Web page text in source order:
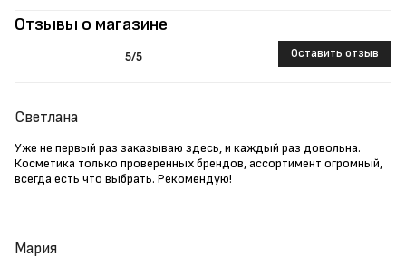
Отзывы о магазине
5/5 Оставить отзыв
Светлана
Уже не первый раз заказываю здесь, и каждый раз довольна.
Косметика только проверенных брендов, ассортимент огромный,
всегда есть что выбрать. Рекомендую!
Мария